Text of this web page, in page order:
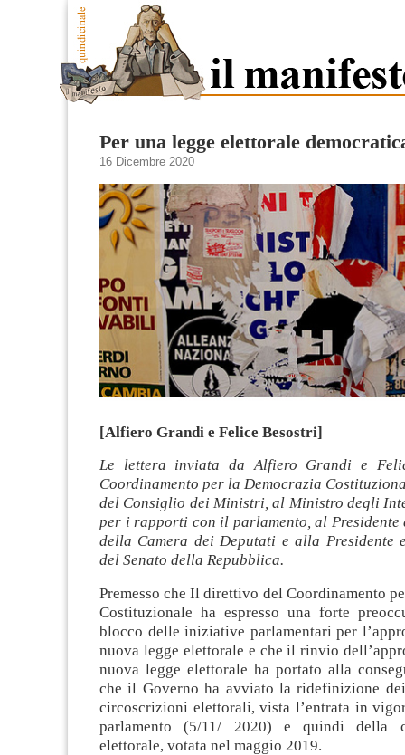
Per una legge elettorale
16 Dicembre 2020
[Alfiero Grandi e Felice Besostri]
Le lettera inviata da Alfiero Grandi e
Coordinamento per la Democrazia
del Consiglio dei Ministri, al Ministro degli
per i rapporti con il parlamento, al Presidente
della Camera dei Deputati e alla Presidente
del Senato della Repubblica.
Premesso che Il direttivo del Coordinamento
Costituzionale ha espresso una forte
blocco delle iniziative parlamentari per
nuova legge elettorale e che il rinvio
nuova legge elettorale ha portato alla
che il Governo ha avviato la ridefinizione
circoscrizioni elettorali, vista l’entrata in
parlamento (5/11/ 2020) e quindi della
elettorale, votata nel maggio 2019.